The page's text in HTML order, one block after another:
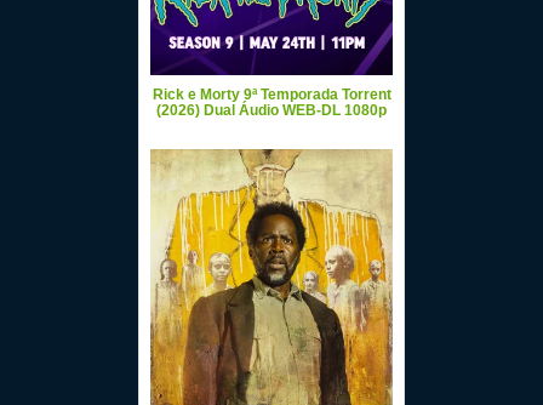
Rick e Morty 9ª Temporada Torrent
(2026) Dual Áudio WEB-DL 1080p